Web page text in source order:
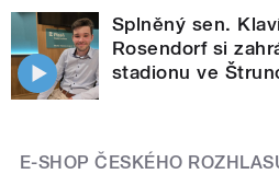
Splněný sen.
Rosendorf si
stadionu ve
E-SHOP ČESKÉHO